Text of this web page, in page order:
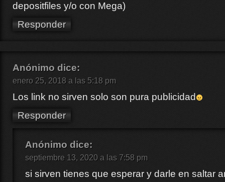
depositfiles y/o con Mega)
Responder
Anónimo dice:
enero 25, 2018 a las 5:18 pm
Los link no sirven solo son pura publicidad
Responder
Anónimo dice:
septiembre 13, 2020 a las 7:58 pm
si sirven tienes que esperar y darle en saltar